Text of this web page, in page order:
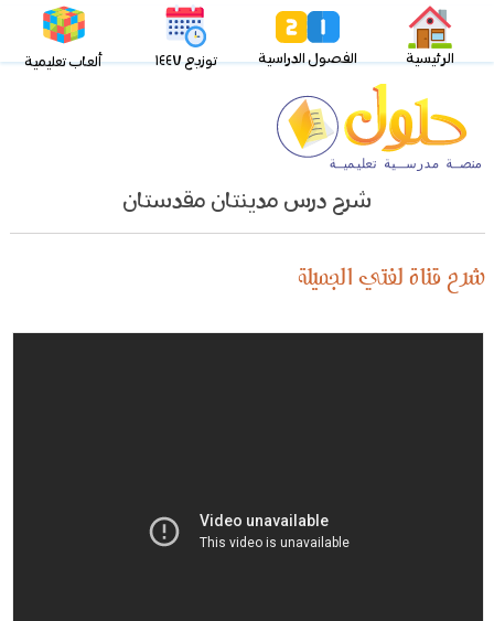
الرئيسية الفصول الدراسية توزيع ١٤٤٧ ألعاب تعليمية
شرح درس مدينتان مقدستان
شرح قناة لغتي الجميلة